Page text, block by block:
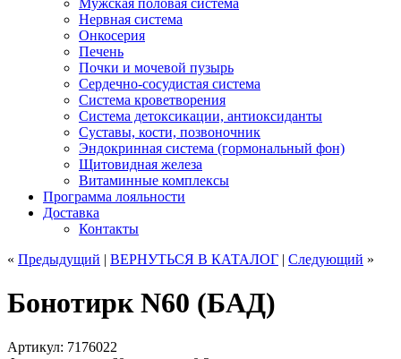
Нервная система
Онкосерия
Печень
Почки и мочевой пузырь
Сердечно-сосудистая система
Система кроветворения
Система детоксикации, антиоксиданты
Суставы, кости, позвоночник
Эндокринная система (гормональный фон)
Щитовидная железа
Витаминные комплексы
Программа лояльности
Доставка
Контакты
« Предыдущий | ВЕРНУТЬСЯ В КАТАЛОГ | Следующий »
Бонотирк N60 (БАД)
Артикул: 7176022